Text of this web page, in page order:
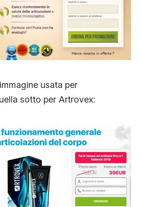
usata per
sotto per Artrovex: